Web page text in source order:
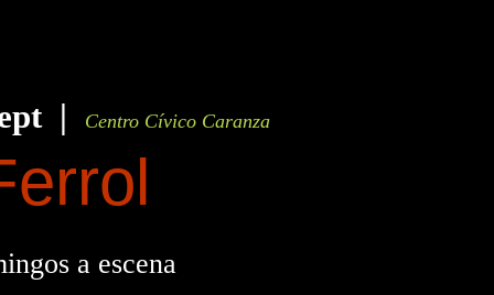
  |
Centro Cívico Caranza
a escena